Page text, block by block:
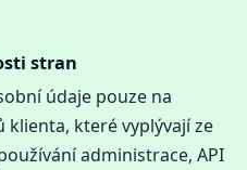
stran
údaje pouze na
klienta, které vyplývají ze
administrace, API